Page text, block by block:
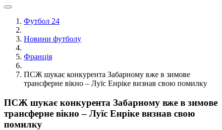
Футбол 24
Новини футболу
Франція
ПСЖ шукає конкурента Забарному вже в зимове
трансферне вікно – Луїс Енріке визнав свою помилку
ПСЖ шукає конкурента Забарному вже в зимове
трансферне вікно – Луїс Енріке визнав свою
помилку